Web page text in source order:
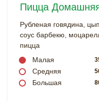
Пицца
Рубленая говядина,
соус барбекю,
пицца
Малая
Средняя
Большая